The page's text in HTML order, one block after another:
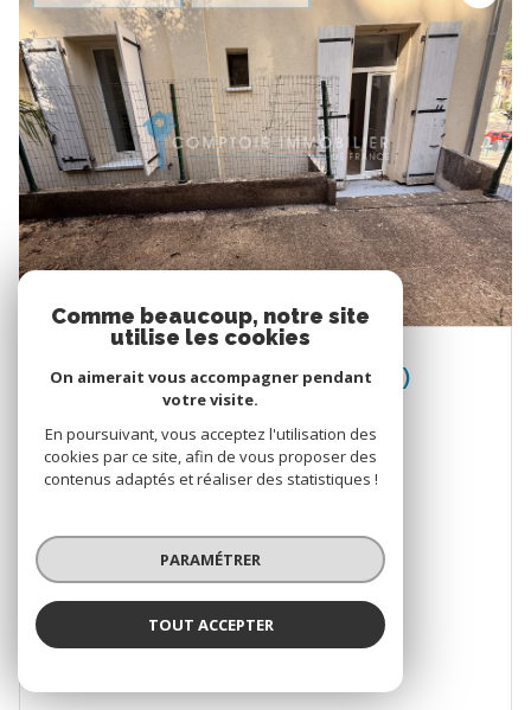
VALS-LES-BAINS (07600)
Studio 1 pièce(s) 18 m²
1
VOIR LE BIEN
Comme beaucoup, notre site
utilise les cookies
On aimerait vous accompagner pendant
votre visite.
En poursuivant, vous acceptez l'utilisation des
cookies par ce site, afin de vous proposer des
contenus adaptés et réaliser des statistiques !
PARAMÉTRER
TOUT ACCEPTER